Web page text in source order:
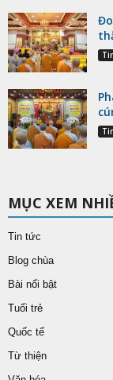
MỤC XEM
Tin tức
Blog chùa
Bài nổi bật
Tuổi trẻ
Quốc tế
Từ thiện